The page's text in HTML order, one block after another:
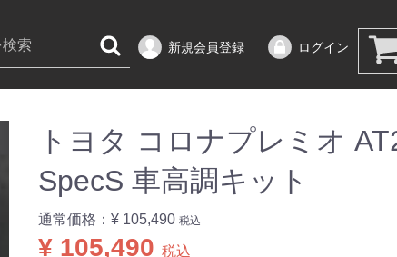
新規会員登録 ログイン
トヨタ コロナプレミオ
SpecS 車高調キット
通常価格： ¥ 105,490 税込
¥ 105,490 税込